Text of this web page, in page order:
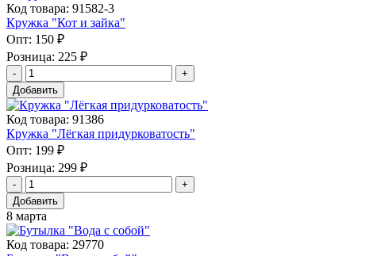
Код товара: 91582-3
Кружка "Кот и зайка"
Опт: 150 ₽
Розница: 225 ₽
Добавить
Код товара: 91386
Кружка "Лёгкая придурковатость"
Опт: 199 ₽
Розница: 299 ₽
Добавить
8 марта
Код товара: 29770